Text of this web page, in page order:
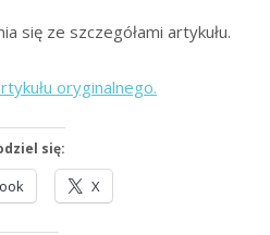
się ze szczegółami artykułu.
oryginalnego.
się:
X